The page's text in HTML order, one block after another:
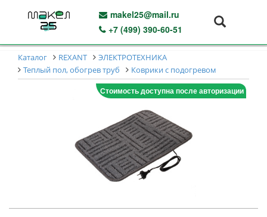
makel25@mail.ru
+7 (499) 390-60-51
Каталог REXANT
ЭЛЕКТРОТЕХНИКА
Теплый пол, обогрев труб
Коврики с подогревом
Стоимость доступна после авторизации